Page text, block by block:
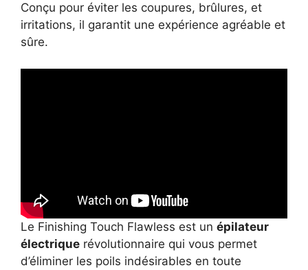
Conçu pour éviter les coupures, brûlures, et
irritations, il garantit une expérience agréable et
sûre.
Le Finishing Touch Flawless est un épilateur
électrique révolutionnaire qui vous permet
d’éliminer les poils indésirables en toute